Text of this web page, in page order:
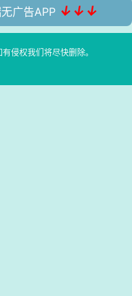
广告APP ↓↓↓
侵权我们将尽快删除。